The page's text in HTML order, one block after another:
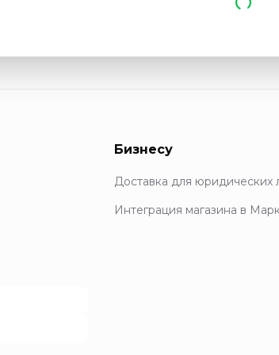
Бизнесу
Доставка для юридических
Интеграция магазина в